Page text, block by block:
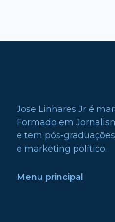
Jose Linhares Jr é
Formado em
e tem pós-
e marketing político.
Menu principal